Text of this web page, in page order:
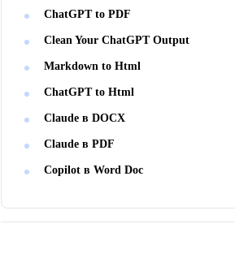
ChatGPT to PDF
Clean Your ChatGPT Output
Markdown to Html
ChatGPT to Html
Claude в DOCX
Claude в PDF
Copilot в Word Doc